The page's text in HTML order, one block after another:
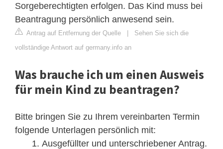
Sorgeberechtigten erfolgen. Das Kind muss bei
Beantragung persönlich anwesend sein.
Antrag auf Entfernung der Quelle | Sehen Sie sich die
vollständige Antwort auf germany.info an
Was brauche ich um einen Ausweis
für mein Kind zu beantragen?
Bitte bringen Sie zu Ihrem vereinbarten Termin
folgende Unterlagen persönlich mit:
Ausgefüllter und unterschriebener Antrag.